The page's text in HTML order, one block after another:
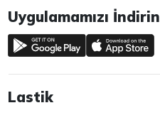
Uygulamamızı İndirin
Lastik